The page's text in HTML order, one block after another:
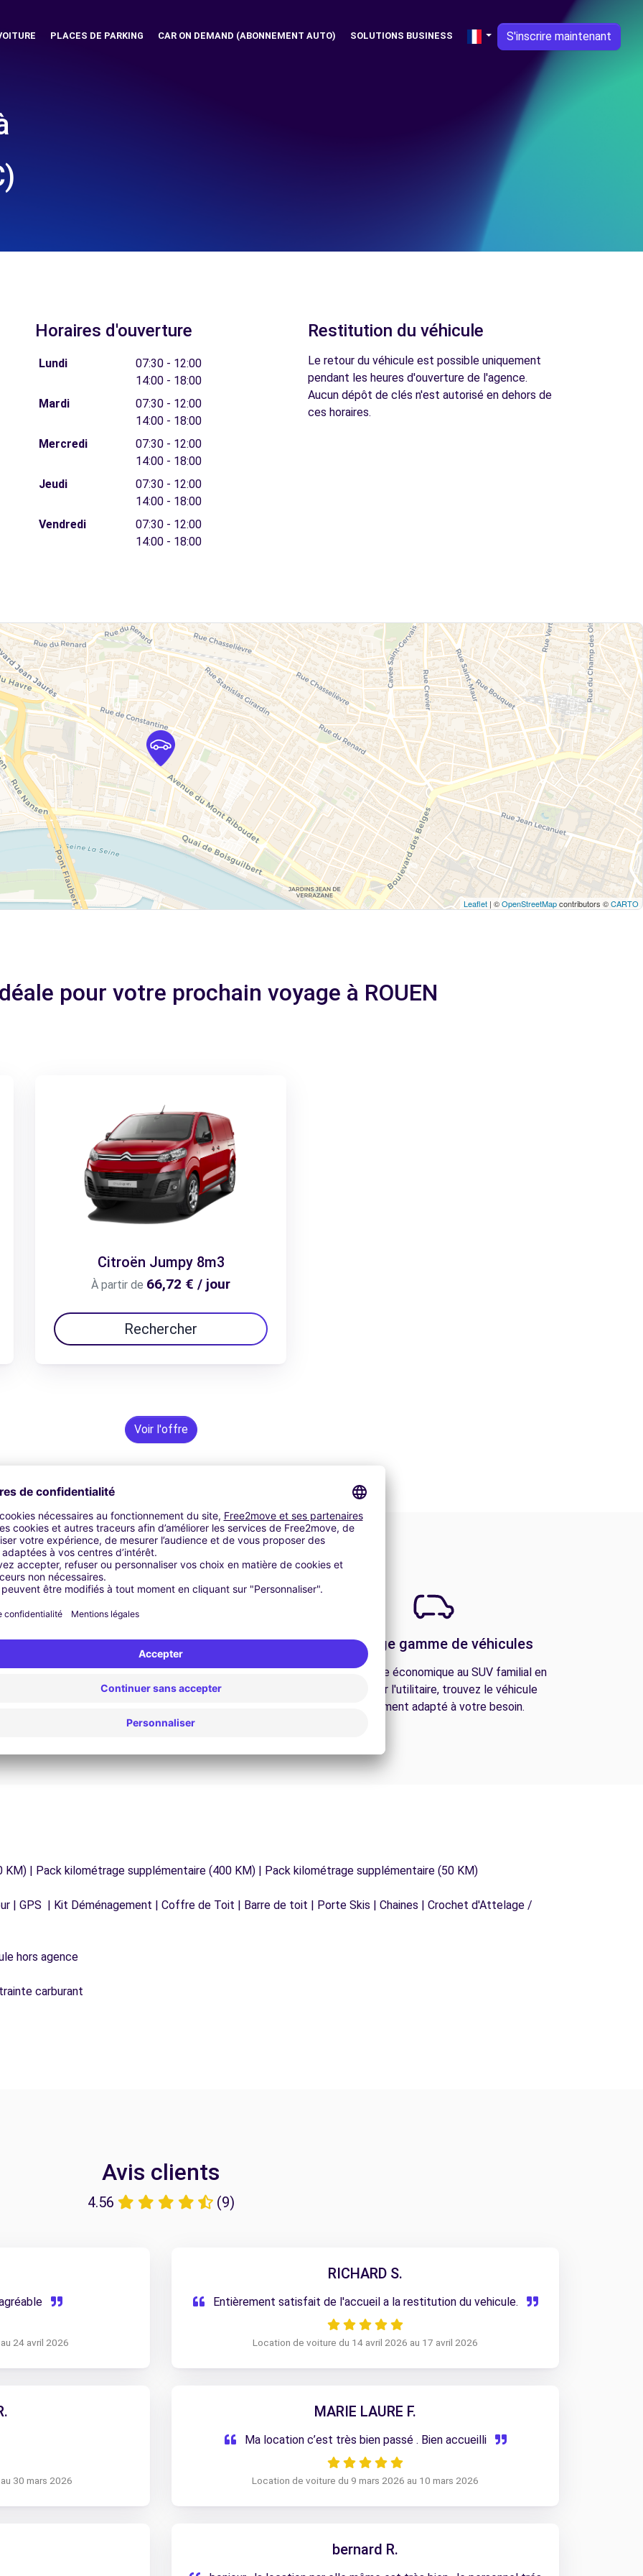
PLACES DE PARKING CAR ON DEMAND (ABONNEMENT AUTO) SOLUTIONS BUSINESS S'inscrire maintenant
Horaires d'ouverture
Lundi
07:30 - 12:00
14:00 - 18:00
Mardi
07:30 - 12:00
14:00 - 18:00
Mercredi
07:30 - 12:00
14:00 - 18:00
Jeudi
07:30 - 12:00
14:00 - 18:00
Vendredi
07:30 - 12:00
14:00 - 18:00
Restitution du véhicule
Le retour du véhicule est possible uniquement
pendant les heures d'ouverture de l'agence.
Aucun dépôt de clés n'est autorisé en dehors de
ces horaires.
Leaflet | ©OpenStreetMapcontributors ©CARTO
pour votre prochain voyage à ROUEN
Citroën Jumpy 8m3
À partir de 66,72 € / jour
Rechercher
Voir l'offre
Assistance 24h/24 et 7j/7
Un problème sur la route ? Notre service
d'assistance est disponible à tout moment pour
Une large gamme de véhicules
De la citadine économique au SUV familial en
passant par l'utilitaire, trouvez le véhicule
parfaitement adapté à votre besoin.
| Pack kilométrage supplémentaire (400 KM) | Pack kilométrage supplémentaire (50 KM)
| GPS | Kit Déménagement | Coffre de Toit | Barre de toit | Porte Skis | Chaines | Crochet d'Attelage /
hors agence
carburant
Avis clients
4.56 (9)
24 avril 2026
RICHARD S.
Entièrement satisfait de l'accueil a la restitution du vehicule.
Location de voiture du 14 avril 2026 au 17 avril 2026
30 mars 2026
MARIE LAURE F.
Ma location c’est très bien passé . Bien accueilli
Location de voiture du 9 mars 2026 au 10 mars 2026
bernard R.